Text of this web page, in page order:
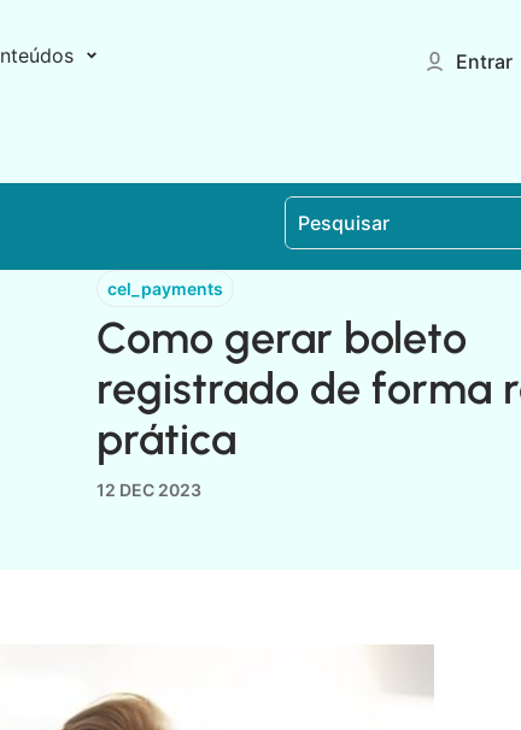
Entrar
cel_payments
Como gerar boleto
registrado de forma
prática
12 DEC 2023